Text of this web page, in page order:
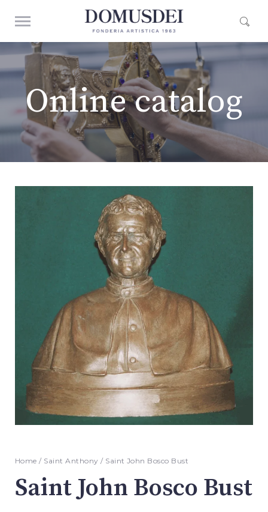
Online catalog
Home / Saint Anthony / Saint John Bosco Bust
Saint John Bosco Bust